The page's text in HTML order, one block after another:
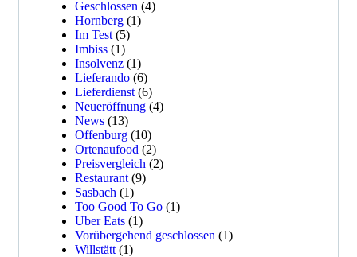
Geschlossen (4)
Hornberg (1)
Im Test (5)
Imbiss (1)
Insolvenz (1)
Lieferando (6)
Lieferdienst (6)
Neueröffnung (4)
News (13)
Offenburg (10)
Ortenaufood (2)
Preisvergleich (2)
Restaurant (9)
Sasbach (1)
Too Good To Go (1)
Uber Eats (1)
Vorübergehend geschlossen (1)
Willstätt (1)